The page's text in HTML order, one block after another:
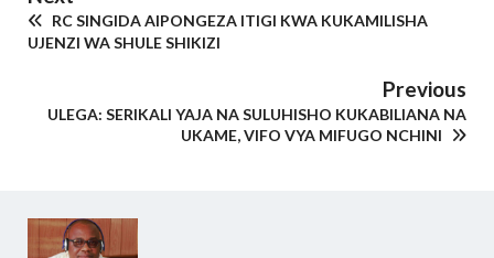
RC SINGIDA AIPONGEZA ITIGI KWA KUKAMILISHA
UJENZI WA SHULE SHIKIZI
Previous
ULEGA: SERIKALI YAJA NA SULUHISHO KUKABILIANA NA
UKAME, VIFO VYA MIFUGO NCHINI